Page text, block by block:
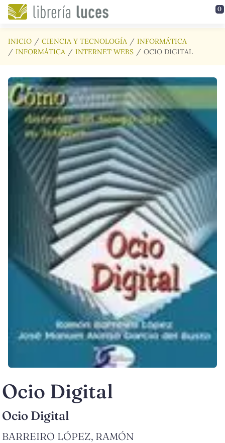
Saltar al contenido principal 0
INICIO CIENCIA Y TECNOLOGÍA
INFORMÁTICA
INFORMÁTICA
INTERNET WEBS OCIO DIGITAL
Ocio Digital
Ocio Digital
BARREIRO LÓPEZ, RAMÓN